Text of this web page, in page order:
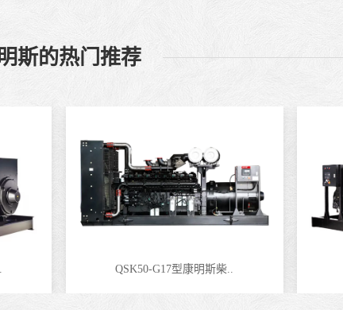
斯的热门推荐
QSK50-G17型康明斯柴..